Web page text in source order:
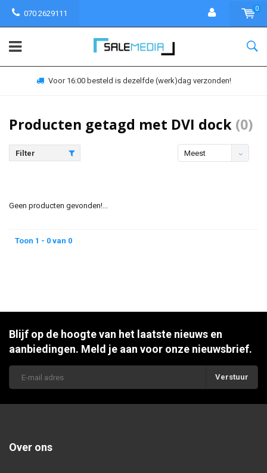
070 2629111
0
Voor 16:00 besteld is dezelfde (werk)dag verzonden!
Producten getagd met DVI dock (0)
Filter
Meest
Geen producten gevonden!...
Toon 1 - 0 van 0
Blijf op de hoogte van het laatste nieuws en
aanbiedingen. Meld je aan voor onze nieuwsbrief.
Verstuur
Over ons